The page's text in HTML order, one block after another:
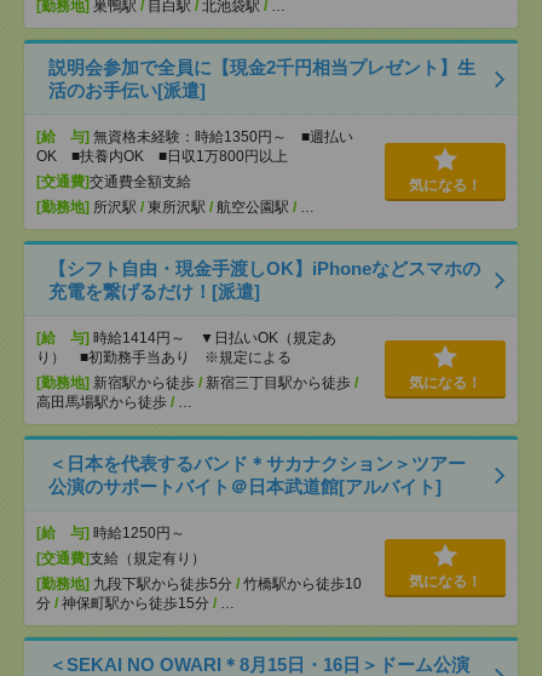
[勤務地] 巣鴨駅 / 目白駅 / 北池袋駅 / …
説明会参加で全員に【現金2千円相当プレゼント】生
活のお手伝い[派遣]
[給 与] 無資格未経験：時給1350円～ ■週払い
OK ■扶養内OK ■日収1万800円以上
[交通費]交通費全額支給
[勤務地] 所沢駅 / 東所沢駅 / 航空公園駅 / …
気になる！
【シフト自由・現金手渡しOK】iPhoneなどスマホの
充電を繋げるだけ！[派遣]
[給 与] 時給1414円～ ▼日払いOK（規定あ
り） ■初勤務手当あり ※規定による
[勤務地] 新宿駅から徒歩 / 新宿三丁目駅から徒歩 /
高田馬場駅から徒歩 / …
気になる！
＜日本を代表するバンド＊サカナクション＞ツアー
公演のサポートバイト＠日本武道館[アルバイト]
[給 与] 時給1250円～
[交通費]支給（規定有り）
[勤務地] 九段下駅から徒歩5分 / 竹橋駅から徒歩10
分 / 神保町駅から徒歩15分 / …
気になる！
＜SEKAI NO OWARI＊8月15日・16日＞ドーム公演